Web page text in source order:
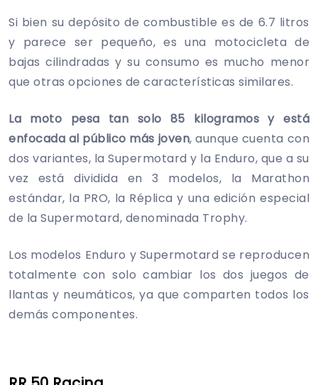
Si bien su depósito de combustible es de 6.7 litros
y parece ser pequeño, es una motocicleta de
bajas cilindradas y su consumo es mucho menor
que otras opciones de características similares.
La moto pesa tan solo 85 kilogramos y está
enfocada al público más joven, aunque cuenta con
dos variantes, la Supermotard y la Enduro, que a su
vez está dividida en 3 modelos, la Marathon
estándar, la PRO, la Réplica y una edición especial
de la Supermotard, denominada Trophy.
Los modelos Enduro y Supermotard se reproducen
totalmente con solo cambiar los dos juegos de
llantas y neumáticos, ya que comparten todos los
demás componentes.